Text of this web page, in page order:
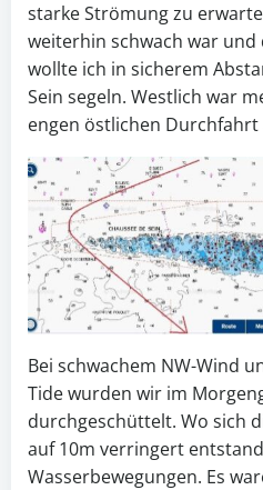
starke Strömung zu
weiterhin schwach war und
wollte ich in sicherem
Sein segeln. Westlich war
engen östlichen Durchfahrt
Bei schwachem NW-Wind
Tide wurden wir im
durchgeschüttelt. Wo sich
auf 10m verringert
Wasserbewegungen. Es